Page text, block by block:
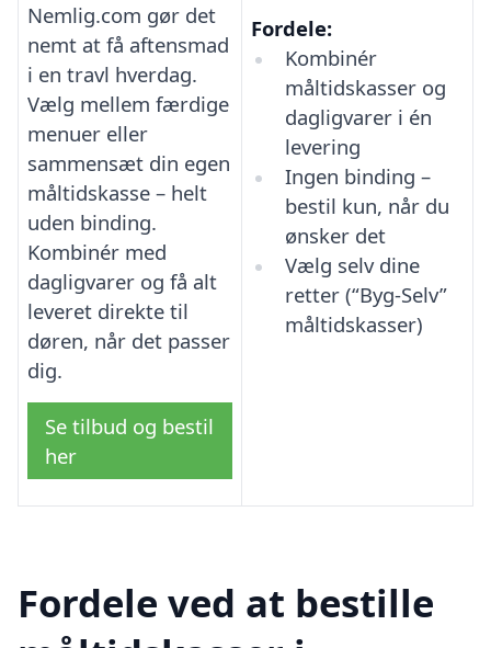
Nemlig.com gør det
nemt at få aftensmad
i en travl hverdag.
Vælg mellem færdige
menuer eller
sammensæt din egen
måltidskasse – helt
uden binding.
Kombinér med
dagligvarer og få alt
leveret direkte til
døren, når det passer
dig.
Se tilbud og bestil
her
Fordele:
Kombinér
måltidskasser og
dagligvarer i én
levering
Ingen binding –
bestil kun, når du
ønsker det
Vælg selv dine
retter (“Byg-Selv”
måltidskasser)
Fordele ved at bestille